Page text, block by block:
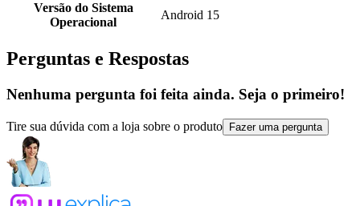
Versão do Sistema
Operacional
Android 15
Perguntas e Respostas
Nenhuma pergunta foi feita ainda. Seja o primeiro!
Tire sua dúvida com a loja sobre o produto Fazer uma pergunta